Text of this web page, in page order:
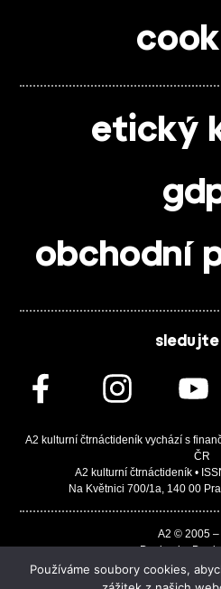
etický
obchodní
sledujte
A2 kulturní čtrnáctideník vychází s
ČR
A2 kulturní čtrnáctideník •
Na Květnici 700/1a, 140 00
A2 © 2005 –
Design by
Built by JASA-
Používáme soubory cookies,